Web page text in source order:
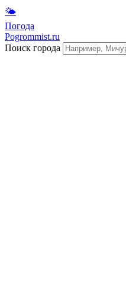
🌤
Погода
Pogrommist.ru
Поиск города